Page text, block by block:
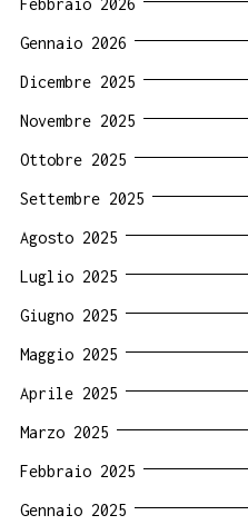
Febbraio 2026
Gennaio 2026
Dicembre 2025
Novembre 2025
Ottobre 2025
Settembre 2025
Agosto 2025
Luglio 2025
Giugno 2025
Maggio 2025
Aprile 2025
Marzo 2025
Febbraio 2025
Gennaio 2025